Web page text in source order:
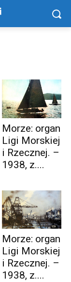
Morze: organ
Ligi Morskiej
i Rzecznej. –
1938, z....
Morze: organ
Ligi Morskiej
i Rzecznej. –
1938, z....